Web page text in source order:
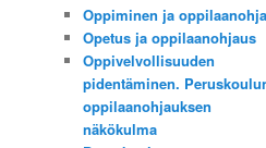
Oppiminen ja
Opetus ja oppilaanohjaus
Oppivelvollisuuden
pidentäminen.
oppilaanohjauksen
näkökulma